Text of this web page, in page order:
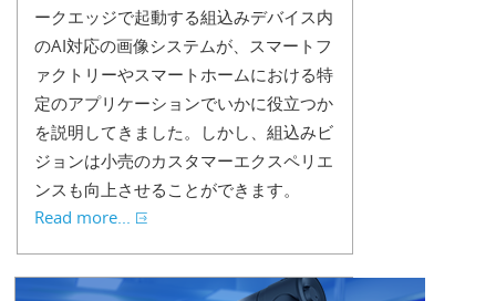
ークエッジで起動する組込みデバイス内
のAI対応の画像システムが、スマートフ
ァクトリーやスマートホームにおける特
定のアプリケーションでいかに役立つか
を説明してきました。しかし、組込みビ
ジョンは小売のカスタマーエクスペリエ
ンスも向上させることができます。
Read more...